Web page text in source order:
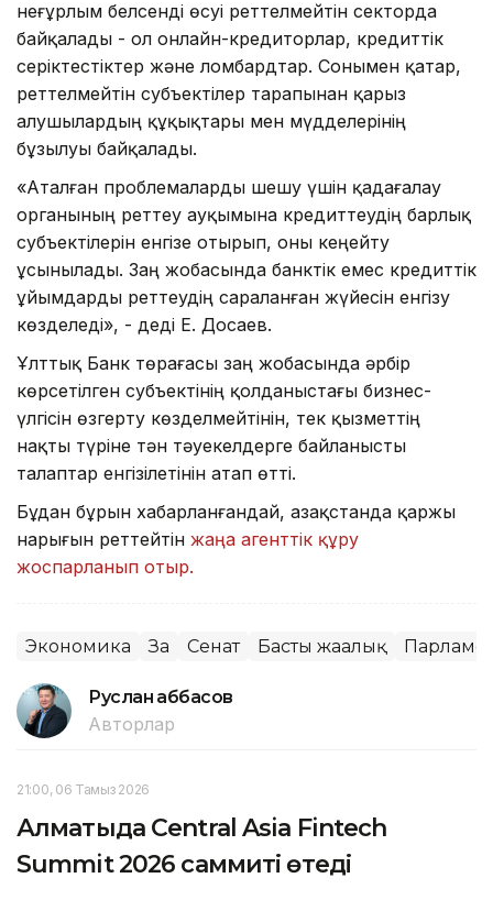
неғұрлым белсенді өсуі реттелмейтін секторда
байқалады - ол онлайн-кредиторлар, кредиттік
серіктестіктер және ломбардтар. Сонымен қатар,
реттелмейтін субъектілер тарапынан қарыз
алушылардың құқықтары мен мүдделерінің
бұзылуы байқалады.
«Аталған проблемаларды шешу үшін қадағалау
органының реттеу ауқымына кредиттеудің барлық
субъектілерін енгізе отырып, оны кеңейту
ұсынылады. Заң жобасында банктік емес кредиттік
ұйымдарды реттеудің сараланған жүйесін енгізу
көзделеді», - деді Е. Досаев.
Ұлттық Банк төрағасы заң жобасында әрбір
көрсетілген субъектінің қолданыстағы бизнес-
үлгісін өзгерту көзделмейтінін, тек қызметтің
нақты түріне тән тәуекелдерге байланысты
талаптар енгізілетінін атап өтті.
Бұдан бұрын хабарланғандай, Қазақстанда қаржы
нарығын реттейтін жаңа агенттік құру
жоспарланып отыр.
Экономика Заң Сенат Басты жаңалық
Руслан Ғаббасов
Авторлар
21:00, 06 Тамыз 2026
Алматыда Central Asia Fintech
Summit 2026 саммиті өтеді